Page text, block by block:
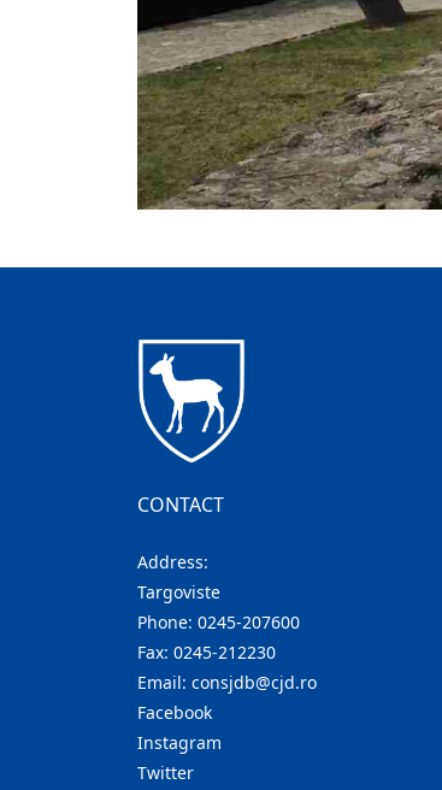
CONTACT
Address:
Targoviste
Phone: 0245-207600
Fax: 0245-212230
Email: consjdb@cjd.ro
Facebook
Instagram
Twitter